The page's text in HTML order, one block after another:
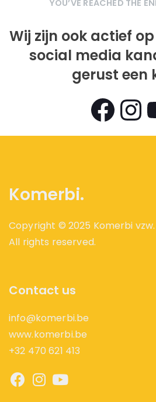
YOU’VE REACHED THE
Wij zijn ook actief
social media
gerust een
Komerbi.
Copyright © 2025 Komerbi vzw.
All rights reserved.
Contact us
info@komerbi.be
www.komerbi.be
+32 470 621 413